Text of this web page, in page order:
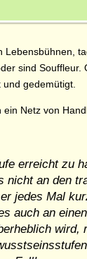
Lebensbühnen,
sind
gedemütigt.
Netz von
erreicht zu
an den
jedes Mal
auch an
wird,